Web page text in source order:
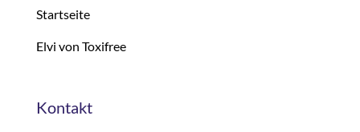
Startseite
Elvi von Toxifree
Kontakt